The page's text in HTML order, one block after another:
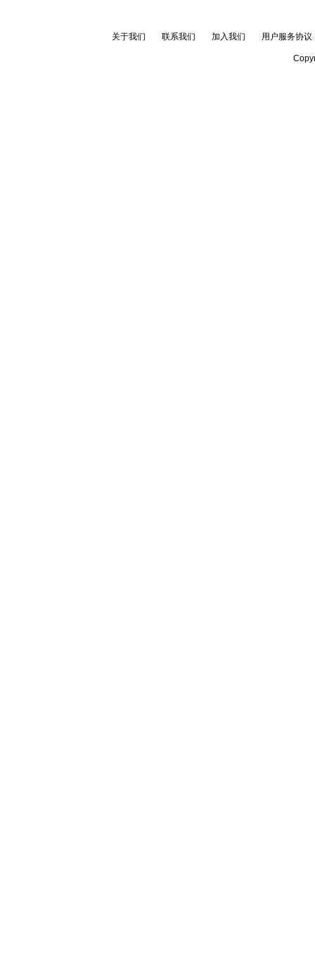
关于我们 联系我们 加入我们 用户服务协议